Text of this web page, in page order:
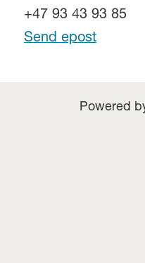
+47 93 43 93 85
Send epost
Powered